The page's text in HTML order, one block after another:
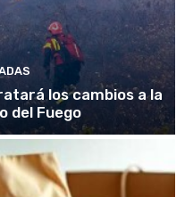
los cambios a la
del Fuego